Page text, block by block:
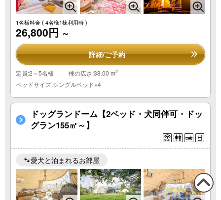
1名様料金( 4名様1棟利用時 )
26,800円 ～
詳細/ご予約
定員:2～5名様 棟の広さ:38.00 m2
ベッドサイズ:シングルベッド×4
ドッグランドーム【2ベッド・犬同伴可・ドッ
グラン155㎡～】
🐾愛犬と泊まれるお部屋
この